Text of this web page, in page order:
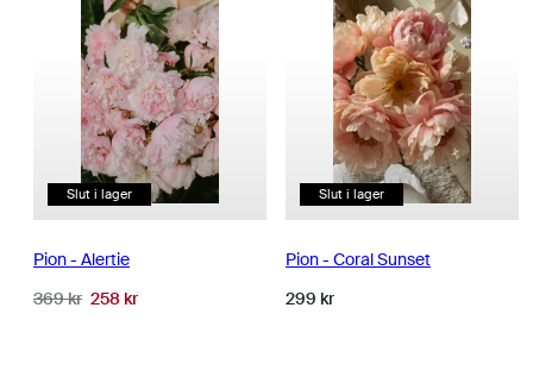
Slut i lager
Pion - Alertie
Normalpris
369 kr Reapris
258 kr
Slut i lager
Pion - Coral Sunset
Normalpris
299 kr